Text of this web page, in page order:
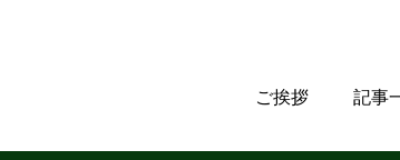
ご挨拶 記事